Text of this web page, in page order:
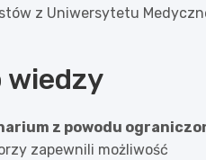
z Uniwersytetu
wiedzy
z powodu
zapewnili możliwość